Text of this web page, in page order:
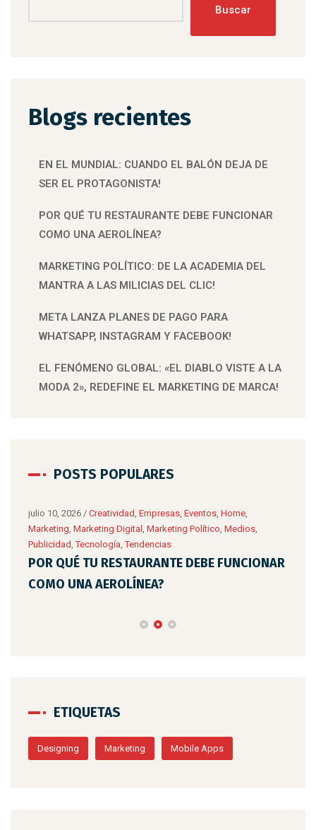
Buscar
Blogs recientes
EN EL MUNDIAL: CUANDO EL BALÓN DEJA DE
SER EL PROTAGONISTA!
POR QUÉ TU RESTAURANTE DEBE FUNCIONAR
COMO UNA AEROLÍNEA?
MARKETING POLÍTICO: DE LA ACADEMIA DEL
MANTRA A LAS MILICIAS DEL CLIC!
META LANZA PLANES DE PAGO PARA
WHATSAPP, INSTAGRAM Y FACEBOOK!
EL FENÓMENO GLOBAL: «EL DIABLO VISTE A LA
MODA 2», REDEFINE EL MARKETING DE MARCA!
POSTS POPULARES
julio 10, 2026 / Creatividad Empresas Eventos Home
Marketing Marketing Digital Marketing Político Medios
Publicidad ,Tecnología ,Tendencias
POR QUÉ TU RESTAURANTE DEBE FUNCIONAR
COMO UNA AEROLÍNEA?
ETIQUETAS
Designing Marketing Mobile Apps